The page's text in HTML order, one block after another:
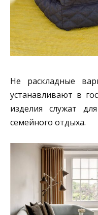
Не раскладные
устанавливают в
изделия служат
семейного отдыха.